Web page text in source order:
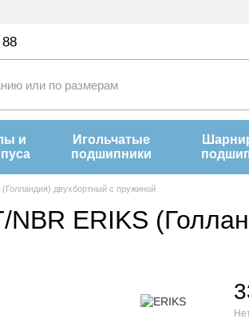
и
Игольчатые
подшипники
двухбортный с пружиной
ERIKS